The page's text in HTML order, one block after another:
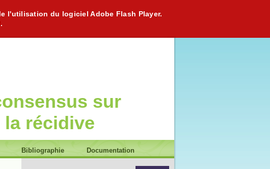
l'utilisation du logiciel Adobe Flash Player.
sur
récidive
Bibliographie Documentation